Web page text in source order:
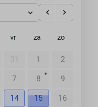
vr za zo
31 1 2
7 8 9
14 15 16